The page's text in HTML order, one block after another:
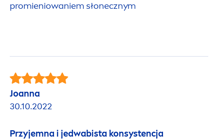
promieniowaniem słonecznym
Joanna
30.10.2022
Przyjemna i jedwabista konsystencja